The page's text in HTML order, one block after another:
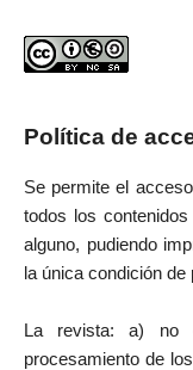
Política de
Se permite el
todos los
alguno, pudiendo
la única condición
La revista: a) no
procesamiento de